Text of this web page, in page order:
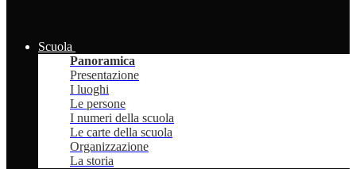
Scuola
Panoramica
Presentazione
I luoghi
Le persone
I numeri della scuola
Le carte della scuola
Organizzazione
La storia